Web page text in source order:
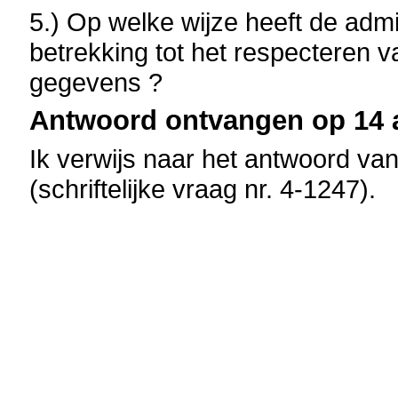
5.) Op welke wijze heeft de
betrekking tot het respecteren
gegevens ?
Antwoord ontvangen op 14
Ik verwijs naar het antwoord
(schriftelijke vraag nr. 4-1247).